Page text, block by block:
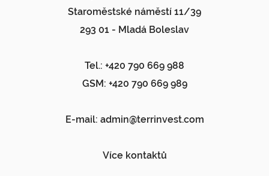
Staroměstské náměstí 11/39
293 01 - Mladá Boleslav
Tel.: +420 790 669 988
GSM: +420 790 669 989
E-mail: admin@terrinvest.com
Více kontaktů